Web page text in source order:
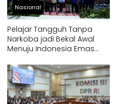
Nasional
Pelajar Tangguh Tanpa
Narkoba jadi Bekal Awal
Menuju Indonesia Emas